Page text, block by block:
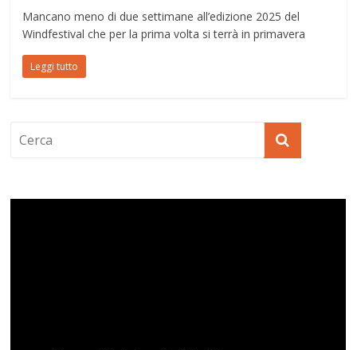
Mancano meno di due settimane all’edizione 2025 del
Windfestival che per la prima volta si terrà in primavera
Leggi tutto